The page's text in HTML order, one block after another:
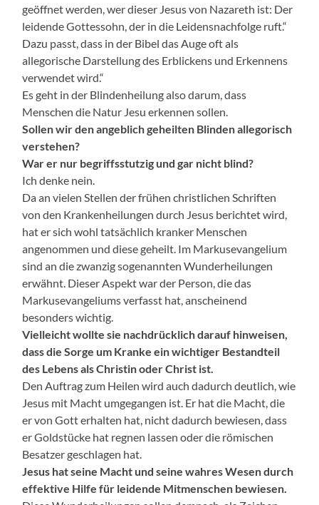
geöffnet werden, wer dieser Jesus von Nazareth ist: Der
leidende Gottessohn, der in die Leidensnachfolge ruft.“
Dazu passt, dass in der Bibel das Auge oft als
allegorische Darstellung des Erblickens und Erkennens
verwendet wird.“
Es geht in der Blindenheilung also darum, dass
Menschen die Natur Jesu erkennen sollen.
Sollen wir den angeblich geheilten Blinden allegorisch
verstehen?
War er nur begriffsstutzig und gar nicht blind?
Ich denke nein.
Da an vielen Stellen der frühen christlichen Schriften
von den Krankenheilungen durch Jesus berichtet wird,
hat er sich wohl tatsächlich kranker Menschen
angenommen und diese geheilt. Im Markusevangelium
sind an die zwanzig sogenannten Wunderheilungen
erwähnt. Dieser Aspekt war der Person, die das
Markusevangeliums verfasst hat, anscheinend
besonders wichtig.
Vielleicht wollte sie nachdrücklich darauf hinweisen,
dass die Sorge um Kranke ein wichtiger Bestandteil
des Lebens als Christin oder Christ ist.
Den Auftrag zum Heilen wird auch dadurch deutlich, wie
Jesus mit Macht umgegangen ist. Er hat die Macht, die
er von Gott erhalten hat, nicht dadurch bewiesen, dass
er Goldstücke hat regnen lassen oder die römischen
Besatzer geschlagen hat.
Jesus hat seine Macht und seine wahres Wesen durch
effektive Hilfe für leidende Mitmenschen bewiesen.